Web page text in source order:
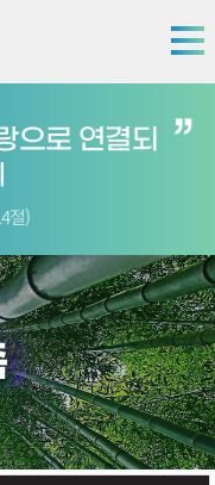
으로 연결되
절)